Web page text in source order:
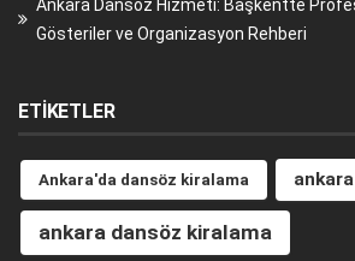
Ankara Dansöz Hizmeti: Başkentte
Gösteriler ve Organizasyon Rehberi
ETIKETLER
Ankara'da dansöz kiralama
ankara dansöz kiralama